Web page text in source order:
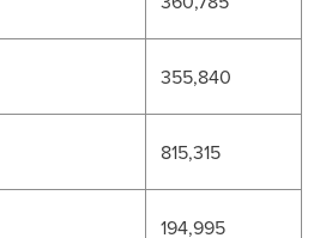
355,840
815,315
194,995